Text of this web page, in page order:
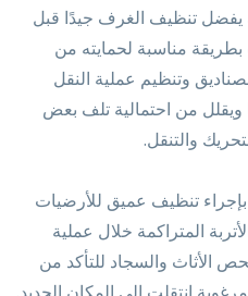
يفضل تنظيف الغرف جيدًا قبل
بطريقة مناسبة لحمايته من
وتنظيم عملية النقل
من احتمالية تلف بعض
والتنقل.
تنظيف عميق للأرضيات
المتراكمة خلال عملية
الأثاث والسجاد للتأكد من